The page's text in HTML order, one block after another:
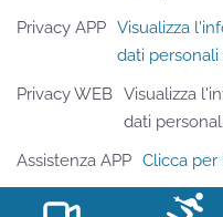
Privacy APP Visualizza
dati
Privacy WEB Visualizza
dati
Assistenza APP Clicca per